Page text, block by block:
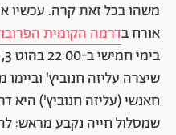
משהו בכל זאת קרה. עכשיו
אורח בדרמה הקומית
שיצרה עליזה חנוביץ'
חאנשי (עליזה חנוביץ') היא
שמסלול חייה נקבע מראש: